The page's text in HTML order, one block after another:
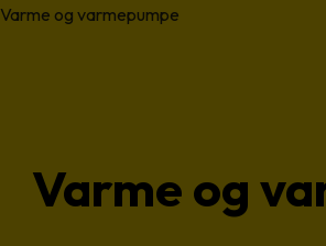
Varme og varmepumpe
Varme og